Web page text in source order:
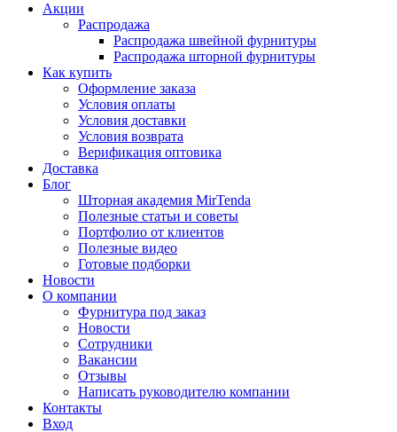
Акции
Распродажа
Распродажа швейной фурнитуры
Распродажа шторной фурнитуры
Как купить
Оформление заказа
Условия оплаты
Условия доставки
Условия возврата
Верификация оптовика
Доставка
Блог
Шторная академия MirTenda
Полезные статьи и советы
Портфолио от клиентов
Полезные видео
Готовые подборки
Новости
О компании
Фурнитура под заказ
Новости
Сотрудники
Вакансии
Отзывы
Написать руководителю компании
Контакты
Вход